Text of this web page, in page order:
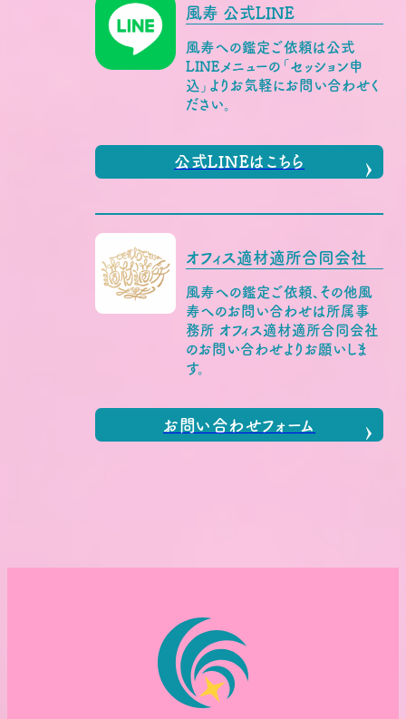
風寿 公式LINE
風寿への鑑定ご依頼は公式
LINEメニューの「セッション申
込」よりお気軽にお問い合わせく
ださい。
公式LINEはこちら
オフィス適材適所合同会社
風寿への鑑定ご依頼、その他風
寿へのお問い合わせは所属事
務所 オフィス適材適所合同会社
のお問い合わせよりお願いしま
す。
お問い合わせフォーム